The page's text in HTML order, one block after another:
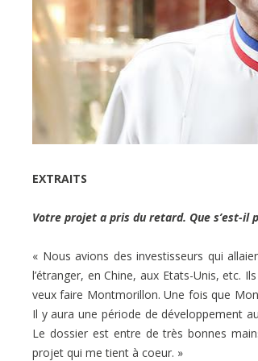
EXTRAITS
Votre projet a pris du retard. Que s’est-il
« Nous avions des investisseurs qui
l’étranger, en Chine, aux Etats-Unis, etc.
veux faire Montmorillon. Une fois que
Il y aura une période de développement
Le dossier est entre de très bonnes
projet qui me tient à coeur. »